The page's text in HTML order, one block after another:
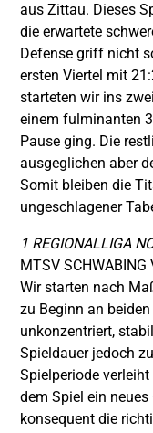
aus Zittau. Dieses
die erwartete
Defense griff nicht
ersten Viertel mit
starteten wir ins
einem fulminanten
Pause ging. Die
ausgeglichen aber
Somit bleiben die
ungeschlagener
1 REGIONALLIGA
MTSV
Wir starten nach
zu Beginn an
unkonzentriert,
Spieldauer jedoch
Spielperiode
dem Spiel ein
konsequent die